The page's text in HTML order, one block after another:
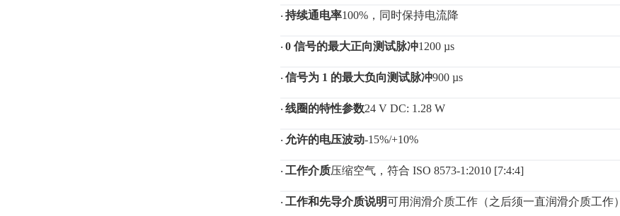
· 持续通电率100%，同时保持电流降
· 0 信号的最大正向测试脉冲1200 µs
· 信号为 1 的最大负向测试脉冲900 µs
· 线圈的特性参数24 V DC: 1.28 W
· 允许的电压波动-15%/+10%
· 工作介质压缩空气，符合 ISO 8573-1:2010 [7:4:4]
· 工作和先导介质说明可用润滑介质工作（之后须一直润滑介质工作）